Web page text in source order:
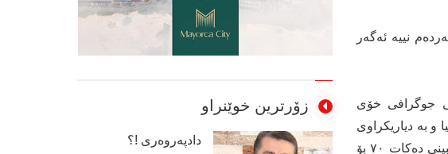
نییه‌ ئه‌گه‌ر
جوگرافی خۆی
به‌ دیاریكراوی
هندستان و پاشان ناوچه‌ی ئه‌فریقیا و باشوری بیابانن، دووشه‌ممه‌ی رابردوو بانكی نێوده‌وڵه‌تی رایگه‌یاند پێشبینی ده‌كات ٧٠ بۆ
زۆرترین خوێنراو
دادپەروەری !؟